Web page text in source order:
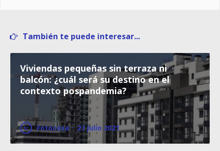
También te puede interesar...
Viviendas pequeñas sin terraza ni
balcón: ¿cuál será su destino en el
contexto pospandemia?
Fotocasa · 27 julio 2021